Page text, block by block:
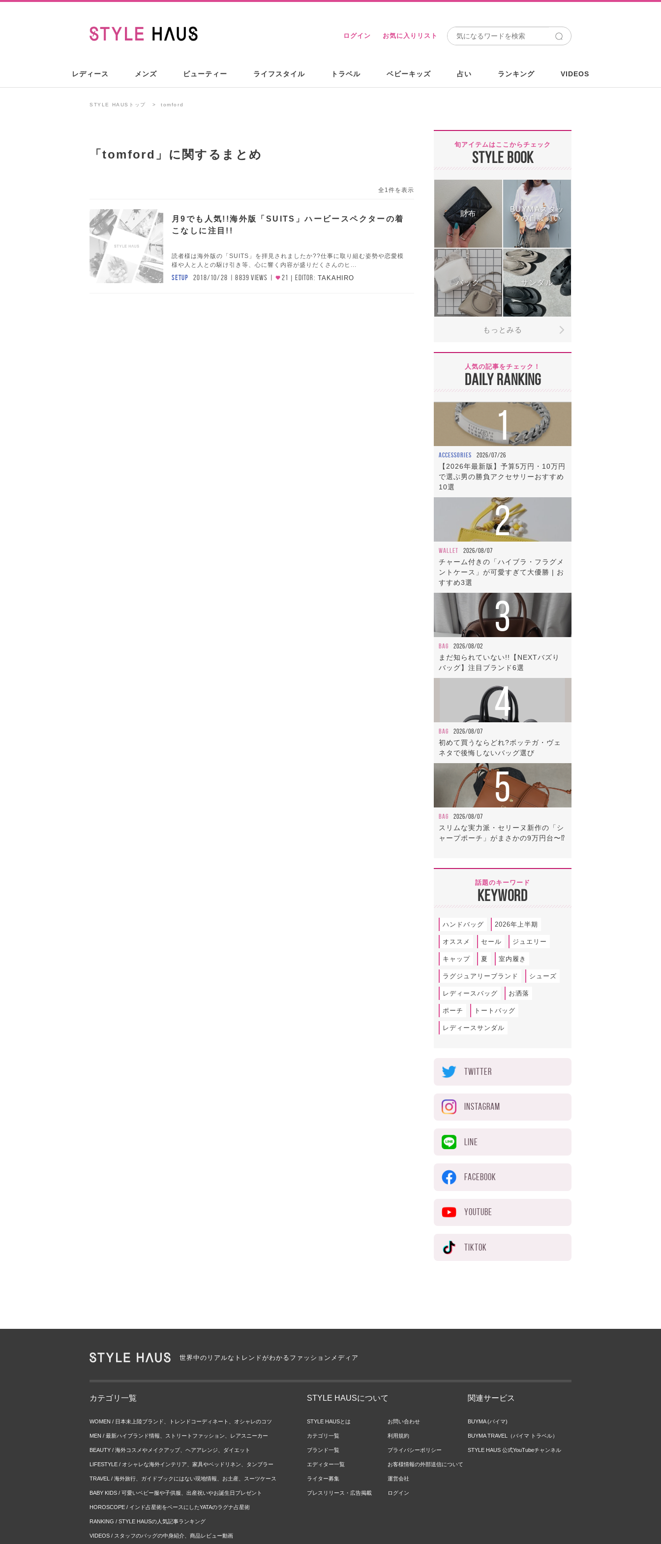
ログイン お気に入りリスト
レディース メンズ ビューティー ライフスタイル トラベル ベビーキッズ 占い ランキング VIDEOS
STYLE HAUSトップ tomford
「tomford 」に関するまとめ
全1件を表示
月9でも人気!!海外版「SUITS」ハービースペクターの着
こなしに注目!!
読者様は海外版の「SUITS」を拝見されましたか??仕事に取り組む姿勢や恋愛模
様や人と人との駆け引き等、心に響く内容が盛りだくさんのヒ...
SETUP 2018/10/28 8839 VIEWS 21 EDITOR: TAKAHIRO
旬アイテムはここからチェック
STYLE BOOK
財布
BUYMAスタッ
フの自腹買い
バッグ サンダル
もっとみる
人気の記事をチェック！
DAILY RANKING
1
ACCESSORIES 2026/07/26
【2026年最新版】予算5万円・10万円
で選ぶ男の勝負アクセサリーおすすめ
10選
2
WALLET 2026/08/07
チャーム付きの「ハイブラ・フラグメ
ントケース」が可愛すぎて大優勝 | お
すすめ3選
3
BAG 2026/08/02
まだ知られていない!!【NEXTバズり
バッグ】注目ブランド6選
4
BAG 2026/08/07
初めて買うならどれ?ボッテガ・ヴェ
ネタで後悔しないバッグ選び
5
BAG 2026/08/07
スリムな実力派・セリーヌ新作の「シ
ャープポーチ」がまさかの9万円台〜⁉
話題のキーワード
KEYWORD
ハンドバッグ 2026年上半期
オススメ セール ジュエリー
キャップ 夏 室内履き
ラグジュアリーブランド シューズ
レディースバッグ お洒落
ポーチ トートバッグ
レディースサンダル
TWITTER
INSTAGRAM
LINE
FACEBOOK
YOUTUBE
TIKTOK
世界中のリアルなトレンドがわかるファッションメディア
カテゴリ一覧
WOMEN / 日本未上陸ブランド、トレンドコーディネート、オシャレのコツ
MEN / 最新ハイブランド情報、ストリートファッション、レアスニーカー
BEAUTY / 海外コスメやメイクアップ、ヘアアレンジ、ダイエット
LIFESTYLE / オシャレな海外インテリア、家具やベッドリネン、タンブラー
TRAVEL / 海外旅行、ガイドブックにはない現地情報、お土産、スーツケース
BABY KIDS / 可愛いベビー服や子供服、出産祝いやお誕生日プレゼント
HOROSCOPE / インド占星術をベースにしたYATAのラグナ占星術
RANKING / STYLE HAUSの人気記事ランキング
VIDEOS / スタッフのバッグの中身紹介、商品レビュー動画
STYLE HAUSについて
STYLE HAUSとは
カテゴリ一覧
ブランド一覧
エディター一覧
ライター募集
プレスリリース・広告掲載
お問い合わせ
利用規約
プライバシーポリシー
お客様情報の外部送信について
運営会社
ログイン
関連サービス
BUYMA (バイマ)
BUYMA TRAVEL（バイマ トラベル）
STYLE HAUS 公式YouTubeチャンネル